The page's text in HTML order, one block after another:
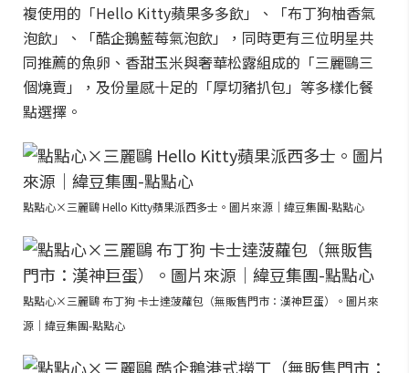
複使用的「Hello Kitty蘋果多多飲」、「布丁狗柚香氣
泡飲」、「酷企鵝藍莓氣泡飲」，同時更有三位明星共
同推薦的魚卵、香甜玉米與奢華松露組成的「三麗鷗三
個燒賣」，及份量感十足的「厚切豬扒包」等多樣化餐
點選擇。
點點心×三麗鷗 Hello Kitty蘋果派西多士。圖片來源｜緯豆集團-點點心
點點心×三麗鷗 布丁狗 卡士達菠蘿包（無販售門市：漢神巨蛋）。圖片來
源｜緯豆集團-點點心